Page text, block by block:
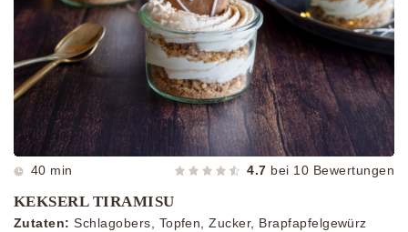
40 min 4.7 bei 10 Bewertungen
KEKSERL TIRAMISU
Zutaten: Schlagobers, Topfen, Zucker, Brapfapfelgewürz